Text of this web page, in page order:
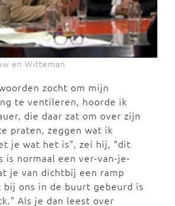
en Witteman
zocht om mijn
te ventileren, hoorde ik
die daar zat om over zijn
praten, zeggen wat ik
je wat het is”, zei hij, “dit
is normaal een ver-van-je-
je van dichtbij een ramp
bij ons in de buurt gebeurd is
Als je dan leest over